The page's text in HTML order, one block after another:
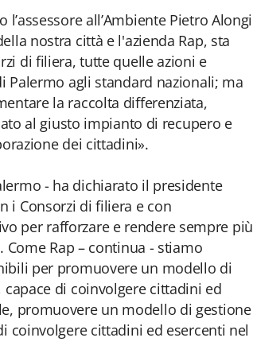
all’Ambiente Pietro Alongi
nostra città e l'azienda Rap, sta
di filiera, tutte quelle azioni e
Palermo agli standard nazionali; ma
la raccolta differenziata,
al giusto impianto di recupero e
dei cittadini».
- ha dichiarato il presidente
i Consorzi di filiera e con
per rafforzare e rendere sempre più
Rap – continua - stiamo
per promuovere un modello di
di coinvolgere cittadini ed
promuovere un modello di gestione
coinvolgere cittadini ed esercenti nel